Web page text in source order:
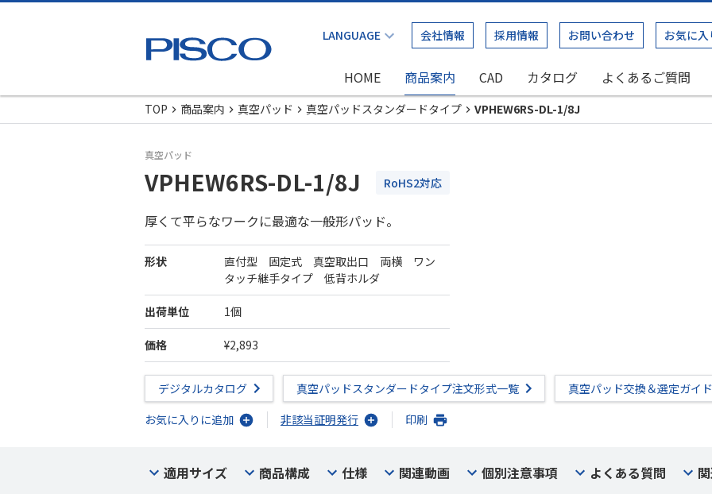
会社情報 採用情報 お問い合わせ お気に入
HOME 商品案内 CAD カタログ よくあるご質問
TOP
商品案内 真空パッド 真空パッドスタンダードタイプ VPHEW6RS-DL-1/8J
真空パッド
VPHEW6RS-DL-1/8J RoHS2対応
厚くて平らなワークに最適な一般形パッド。
形状
直付型 固定式 真空取出口 両横 ワン
タッチ継手タイプ 低背ホルダ
出荷単位 1個
価格 ¥2,893
デジタルカタログ 真空パッドスタンダードタイプ注文形式一覧
真空パッド交換＆選定ガイド
お気に入りに追加
非該当証明発行 印刷
適用サイズ 商品構成 仕様 関連動画 個別注意事項 よくある質問